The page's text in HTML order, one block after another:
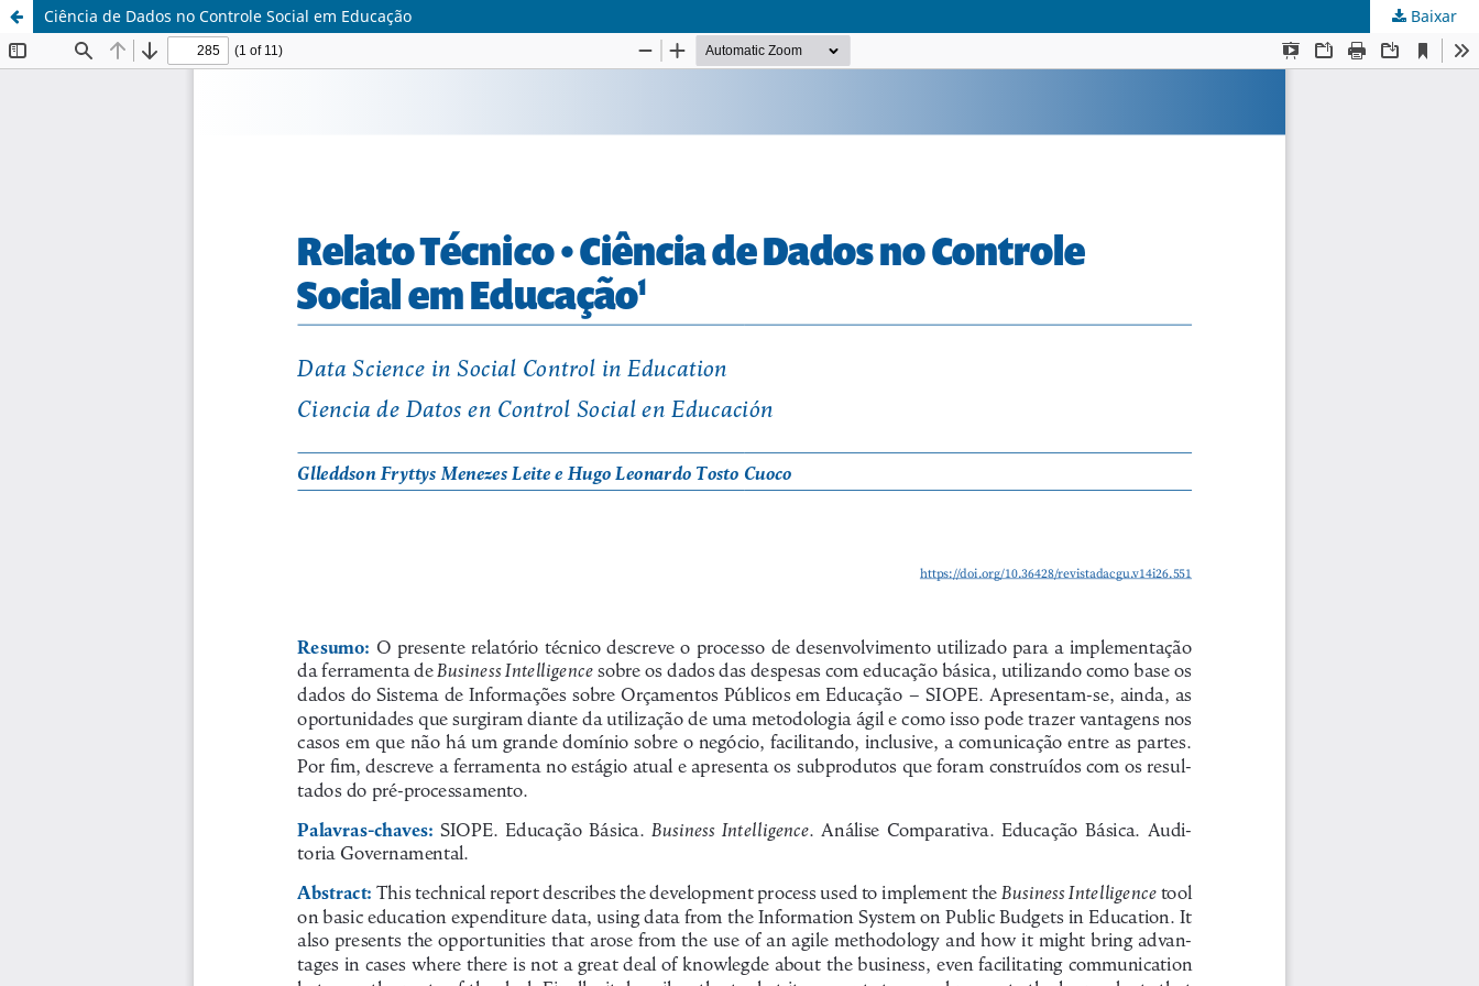
Ciência de Dados no Controle Social em Educação Baixar